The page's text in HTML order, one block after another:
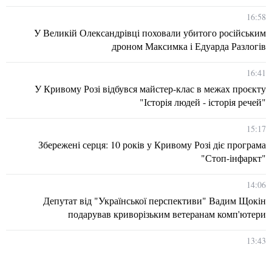
16:58
У Великій Олександрівці поховали убитого російським
дроном Максимка і Едуарда Разлогів
16:41
У Кривому Розі відбувся майстер-клас в межах проєкту
"Історія людей - історія речей"
15:17
Збережені серця: 10 років у Кривому Розі діє програма
"Стоп-інфаркт"
14:06
Депутат від "Української перспективи" Вадим Щокін
подарував криворізьким ветеранам комп'ютери
13:43